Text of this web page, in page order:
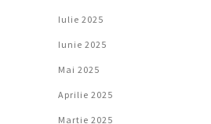
Iulie 2025
Iunie 2025
Mai 2025
Aprilie 2025
Martie 2025